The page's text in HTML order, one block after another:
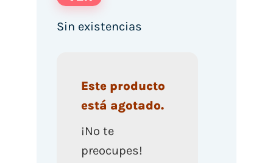
Sin existencias
Este producto
está agotado.
¡No te
preocupes!